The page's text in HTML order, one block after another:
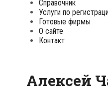
Справочник
Услуги по
Готовые фирмы
О сайте
Контакт
Алексей